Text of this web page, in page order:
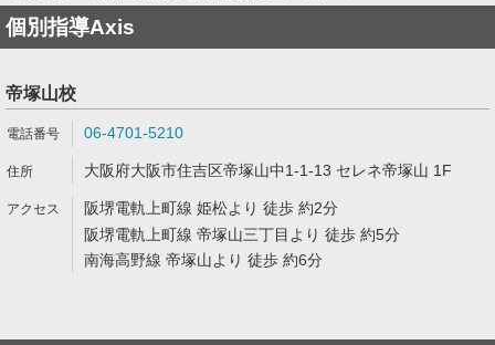
個別指導Axis
帝塚山校
06-4701-5210
大阪府大阪市住吉区帝塚山中1-1-13 セレネ帝塚山 1F
阪堺電軌上町線 姫松より 徒歩 約2分
阪堺電軌上町線 帝塚山三丁目より 徒歩 約5分
南海高野線 帝塚山より 徒歩 約6分